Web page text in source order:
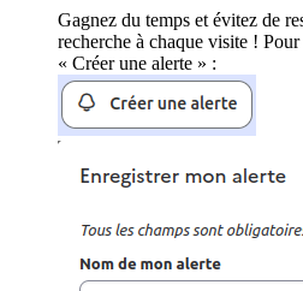
Gagnez du temps et évitez de
recherche à chaque visite !
« Créer une alerte » :